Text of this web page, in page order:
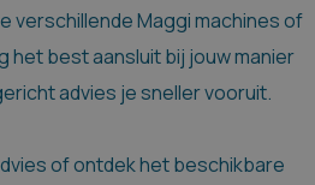
verschillende Maggi machines of
het best aansluit bij jouw manier
advies je sneller vooruit.
of ontdek het beschikbare